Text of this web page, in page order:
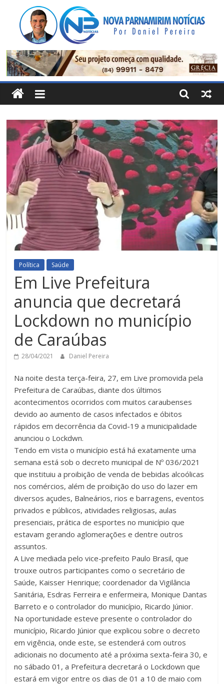
conteúdo
Nova
Parnamirim
Notícias
Por
Daniel
Pereira
Política Saúde
Em Live Prefeitura
anuncia que decretará
Lockdown no município
de Caraúbas
28/04/2021 Daniel Pereira
Na noite desta terça-feira, 27, em Live promovida pela
Prefeitura de Caraúbas, diante dos últimos
acontecimentos ocorridos com muitos caraubenses
devido ao aumento de casos infectados e óbitos
rápidos em decorrência da Covid-19 a municipalidade
anunciou o Lockdwn.
Tendo em vista o município está há exatamente uma
semana está sob o decreto municipal de Nº 036/2021
que instituiu a proibição de venda de bebidas alcoólicas
nos comércios, além de proibição do uso do lazer em
diversos açudes, Balneários, rios e barragens, eventos
privados e públicos, atividades religiosas, aulas
presenciais, prática de esportes no município que
estavam gerando aglomerações e dentre outros
assuntos.
A Live mediada pelo vice-prefeito Paulo Brasil, que
trouxe outros participantes como o secretário de
Saúde, Kaisser Henrique; coordenador da Vigilância
Sanitária, Esdras Ferreira e enfermeira, Monique Dantas
Barreto e o controlador do município, Ricardo Júnior.
Na oportunidade esteve presente o controlador do
município, Ricardo Júnior que explicou sobre o decreto
em vigência, onde este, se estenderá com outros
adicionais no documento até a próxima sexta-feira 30, e
no sábado 01, a Prefeitura decretará o Lockdown que
estará em vigor entre os dias de 01 a 10 de maio com